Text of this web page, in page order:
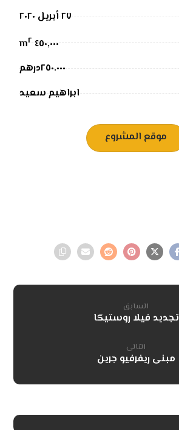
٢٧ أبريل ٢٠٢٠
٤٥٠,٠٠٠ m ٢
٢٥٠.٠٠٠درهم
ابراهیم سعید
موقع المشروع
السابق
تجديد فيلا روستيكا
التالى
مبنى ريفرفيو جرين